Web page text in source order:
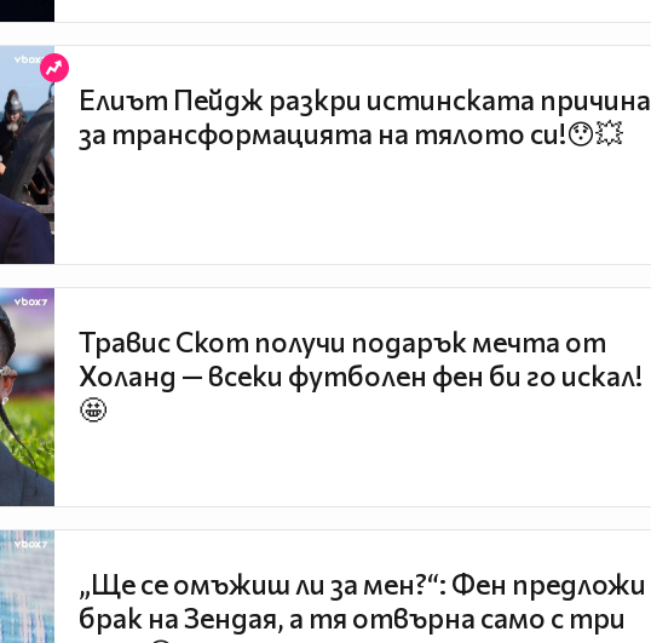
Елиът Пейдж разкри истинската причина
за трансформацията на тялото си!😯💥
Травис Скот получи подарък мечта от
Холанд — всеки футболен фен би го искал!
🤩
„Ще се омъжиш ли за мен?“: Фен предложи
брак на Зендая, а тя отвърна само с три